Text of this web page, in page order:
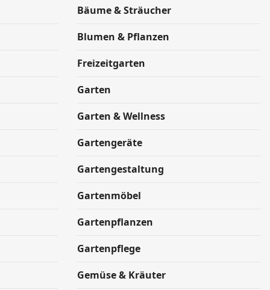
Bäume & Sträucher
Blumen & Pflanzen
Freizeitgarten
Garten
Garten & Wellness
Gartengeräte
Gartengestaltung
Gartenmöbel
Gartenpflanzen
Gartenpflege
Gemüse & Kräuter